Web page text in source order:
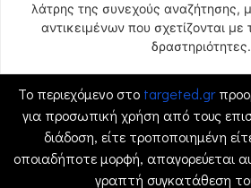
λάτρης της συνεχούς αναζήτησης,
αντικειμένων που σχετίζονται με
δραστηριότητες.
Το περιεχόμενο στο targeted.gr
για προσωπική χρήση από τους
διάδοση, είτε τροποποιημένη
οποιαδήποτε μορφή, απαγορεύεται
γραπτή συγκατάθεση